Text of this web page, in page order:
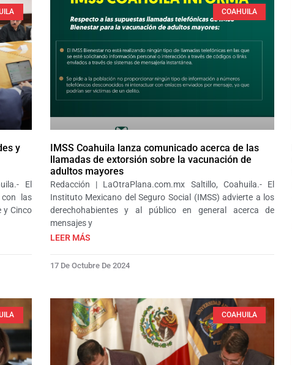
y
El
las
y Cinco
COAHUILA
IMSS Coahuila lanza comunicado acerca de las
llamadas de extorsión sobre la vacunación de
adultos mayores
Redacción | LaOtraPlana.com.mx Saltillo, Coahuila.- El
Instituto Mexicano del Seguro Social (IMSS) advierte a los
derechohabientes y al público en general acerca de
mensajes y
LEER MÁS
17 De Octubre De 2024
COAHUILA